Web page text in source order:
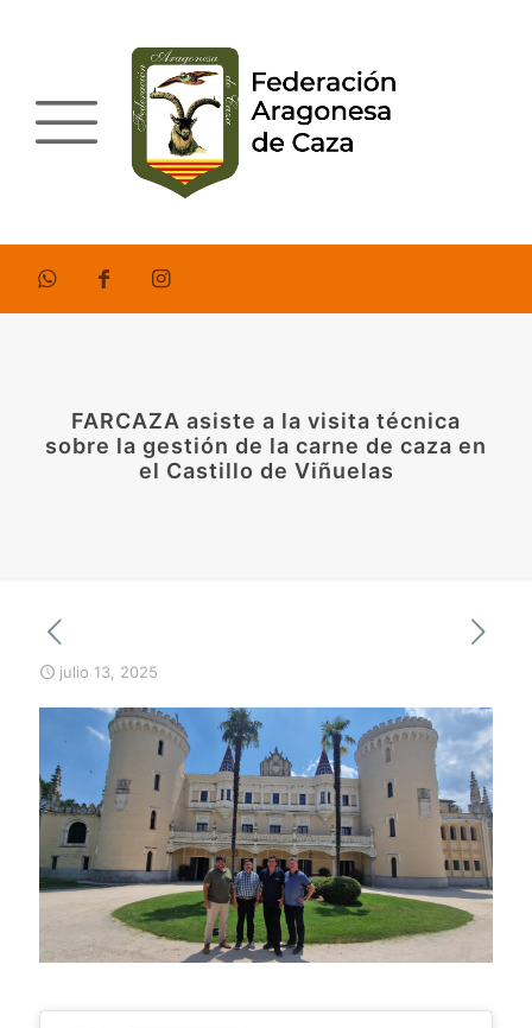
FARCAZA asiste a la visita técnica
sobre la gestión de la carne de caza en
el Castillo de Viñuelas
julio 13, 2025